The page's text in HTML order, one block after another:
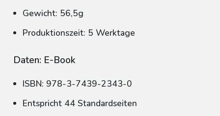
Gewicht: 56,5g
Produktionszeit: 5 Werktage
Daten: E-Book
ISBN: 978-3-7439-2343-0
Entspricht 44 Standardseiten